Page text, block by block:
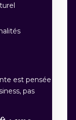
est pensée
pas